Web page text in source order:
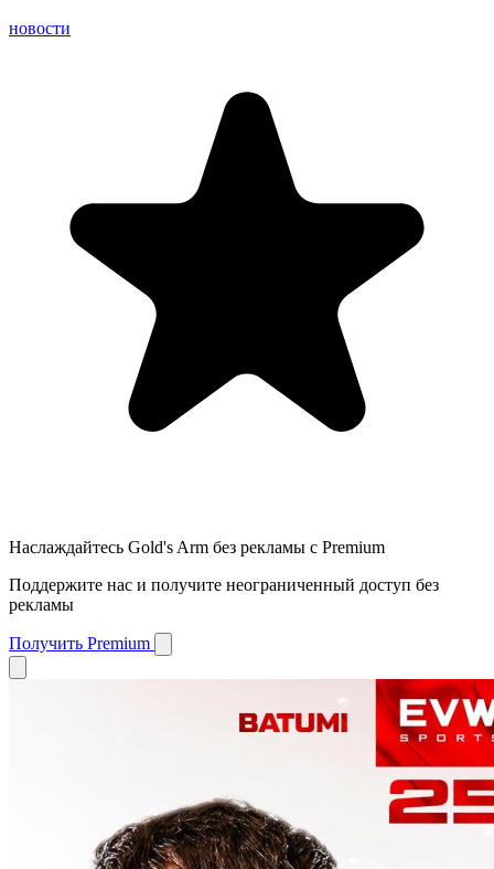
новости
Наслаждайтесь Gold's Arm без рекламы с Premium
Поддержите нас и получите неограниченный доступ без
рекламы
Получить Premium